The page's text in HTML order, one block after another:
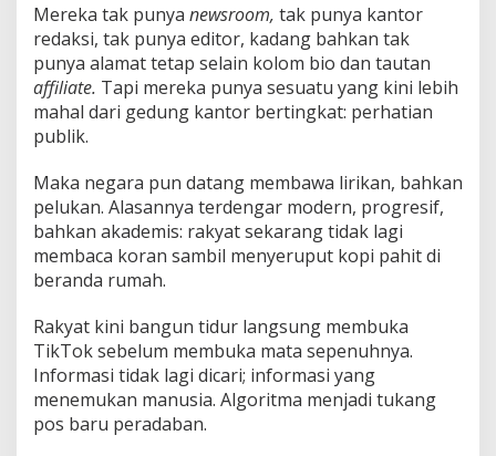
Mereka tak punya newsroom, tak punya kantor
redaksi, tak punya editor, kadang bahkan tak
punya alamat tetap selain kolom bio dan tautan
affiliate. Tapi mereka punya sesuatu yang kini lebih
mahal dari gedung kantor bertingkat: perhatian
publik.
Maka negara pun datang membawa lirikan, bahkan
pelukan. Alasannya terdengar modern, progresif,
bahkan akademis: rakyat sekarang tidak lagi
membaca koran sambil menyeruput kopi pahit di
beranda rumah.
Rakyat kini bangun tidur langsung membuka
TikTok sebelum membuka mata sepenuhnya.
Informasi tidak lagi dicari; informasi yang
menemukan manusia. Algoritma menjadi tukang
pos baru peradaban.